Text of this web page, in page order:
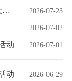
2026-07-23
2026-07-02
动 2026-07-01
动 2026-06-29